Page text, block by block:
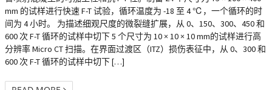
mm 的试样进行快速 F-T 试验，循环温度为 -18 至 4 ℃，一个循环的时
间为 4 小时。 为描述细观尺度的微裂缝扩展，从 0、150、300、450 和
600 次 F-T 循环的试样中切下 5 个尺寸为 10 × 10 × 10 mm的试样进行高
分辨率 Micro CT 扫描。在界面过渡区（ITZ）损伤表征中，从 0、300 和
600 次 F-T 循环的试样中切下 […]